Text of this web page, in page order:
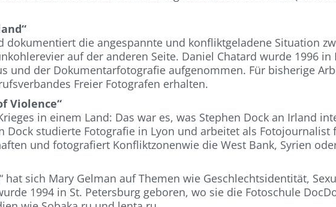
dokumentiert die angespannte und konfliktgeladene Situation
auf der anderen Seite. Daniel Chatard wurde 1996
und der Dokumentarfotografie aufgenommen. Für bisherige
Freier Fotografen erhalten.
Violence“
in einem Land: Das war es, was Stephen Dock an Irland
Dock studierte Fotografie in Lyon und arbeitet als Fotojournalist
und fotografiert Konfliktzonenwie die West Bank, Syrien
hat sich Mary Gelman auf Themen wie Geschlechtsidentität,
1994 in St. Petersburg geboren, wo sie die Fotoschule